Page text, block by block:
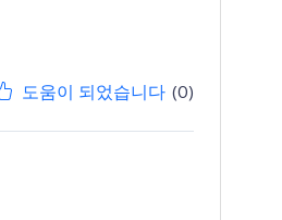
도움이 되었습니다 (0)